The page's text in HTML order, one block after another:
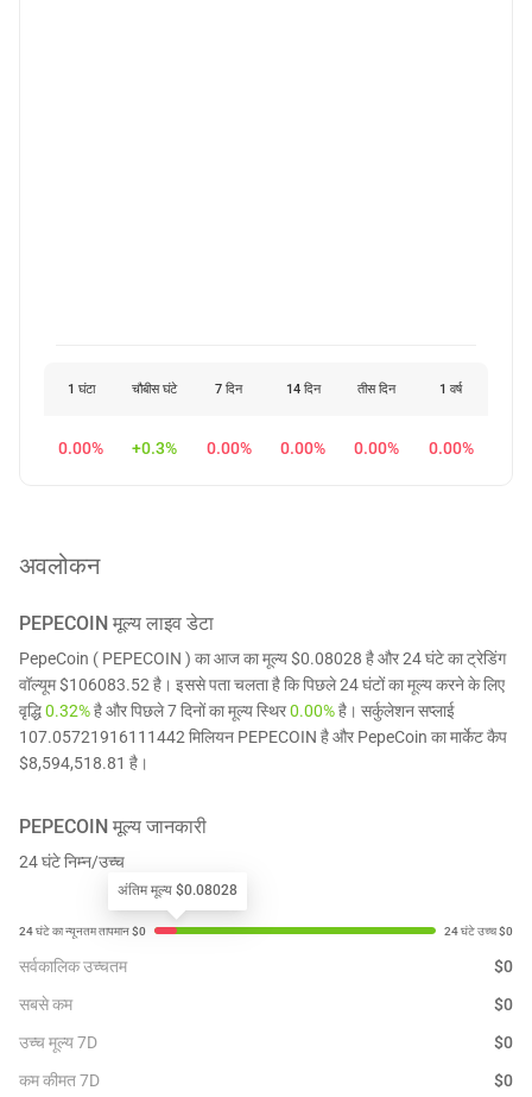
1 घंटा चौबीस घंटे 7 दिन 14 दिन तीस दिन 1 वर्ष
0.00% +0.3% 0.00% 0.00% 0.00% 0.00%
अवलोकन
PEPECOIN मूल्य लाइव डेटा
PepeCoin ( PEPECOIN ) का आज का मूल्य $0.08028 है और 24 घंटे का ट्रेडिंग
वॉल्यूम $106083.52 है। इससे पता चलता है कि पिछले 24 घंटों का मूल्य करने के लिए
वृद्धि0.32%है और पिछले 7 दिनों का मूल्य स्थिर0.00%है। सर्कुलेशन सप्लाई
107.05721916111442 मिलियन PEPECOIN है और PepeCoin का मार्केट कैप
$8,594,518.81 है।
PEPECOIN मूल्य जानकारी
24 घंटे निम्न/उच्च
अंतिम मूल्य $0.08028
सर्वकालिक उच्चतम $0
सबसे कम
$0
उच्च मूल्य 7D
$0
कम कीमत 7D
$0